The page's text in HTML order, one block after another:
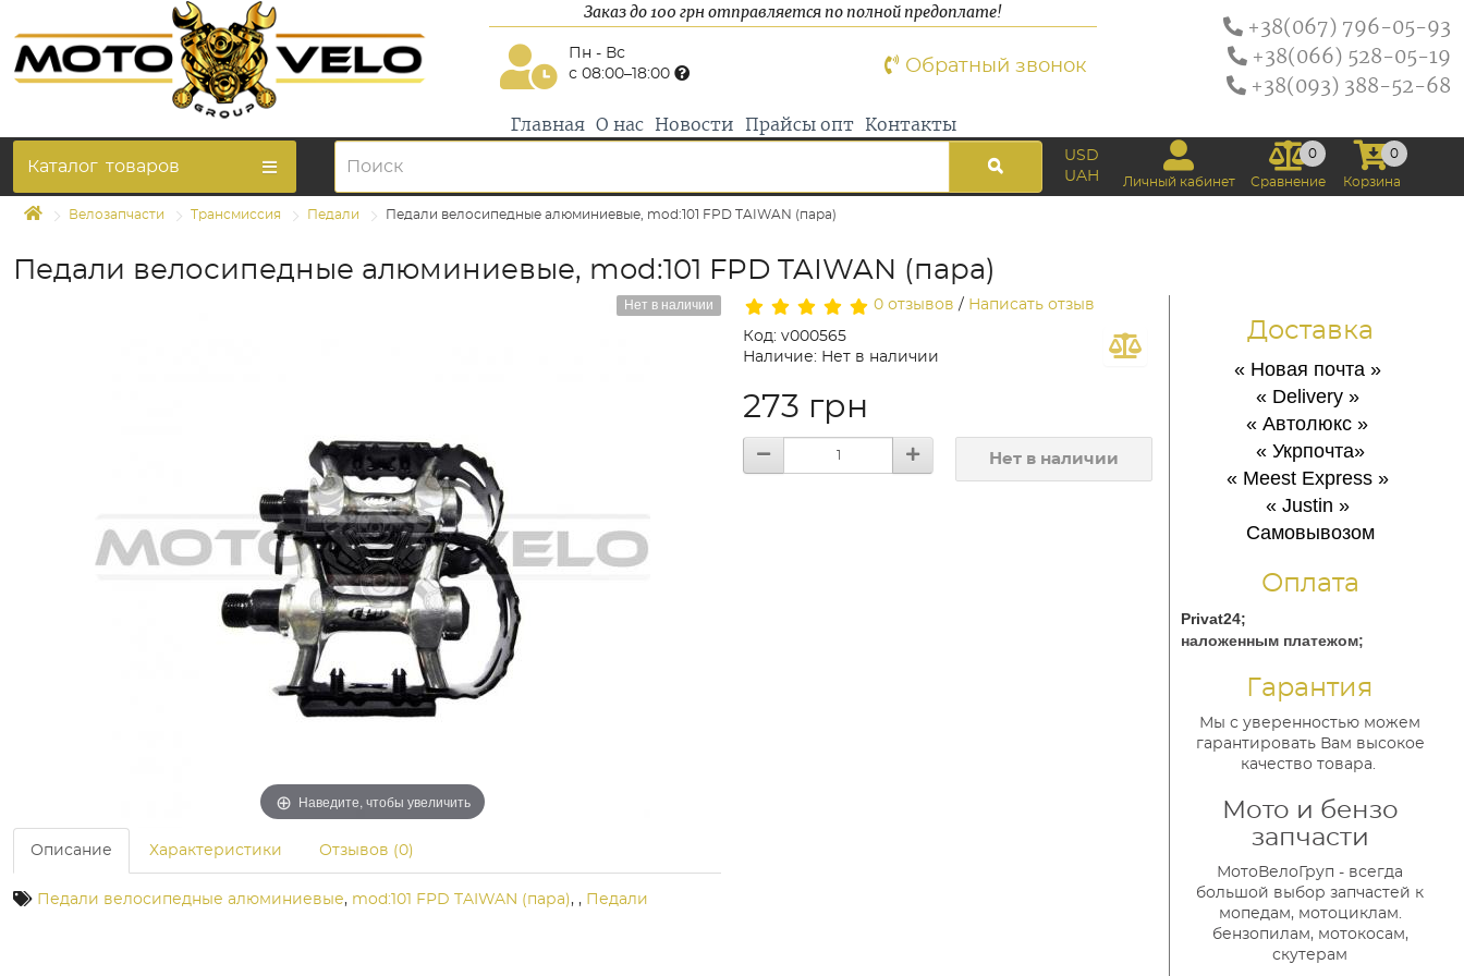
Заказ до 100 грн отправляется по полной предоплате!
Пн - Вс
с 08:00–18:00
Обратный звонок
Главная О нас Новости Прайсы опт Контакты
+38(067) 796-05-93
+38(066) 528-05-19
+38(093) 388-52-68
Каталог товаров
USD
UAH
Личный кабинет
0
Сравнение
0
Корзина
Велозапчасти Трансмиссия Педали Педали велосипедные алюминиевые, mod:101 FPD TAIWAN (пара)
Педали велосипедные алюминиевые, mod:101 FPD TAIWAN (пара)
Нет в наличии
Наведите, чтобы увеличить
Описание Характеристики Отзывов (0)
Педали велосипедные алюминиевые, mod:101 FPD TAIWAN (пара), , Педали
0 отзывов / Написать отзыв
Код: v000565
Наличие: Нет в наличии
273 грн
Нет в наличии
Доставка
« Новая почта »
« Delivery »
« Автолюкс»
« Укрпочта»
« Meest Express »
« Justin »
Самовывозом
Оплата
Privat24;
наложенным платежом;
Гарантия
Мы с уверенностью можем
гарантировать Вам высокое
качество товара.
Мото и бензо
запчасти
МотоВелоГруп - всегда
большой выбор запчастей к
мопедам, мотоциклам.
бензопилам, мотокосам,
скутерам